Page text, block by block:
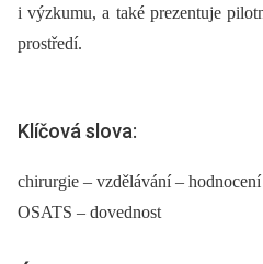
i výzkumu, a také prezentuje
prostředí.
Klíčová slova:
chirurgie – vzdělávání –
OSATS – dovednost